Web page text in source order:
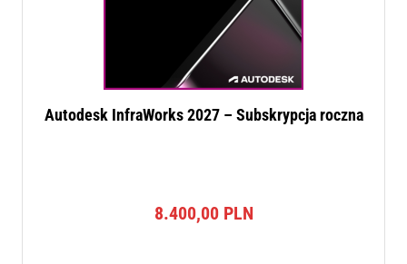
Autodesk InfraWorks 2027 – Subskrypcja roczna
8.400,00 PLN